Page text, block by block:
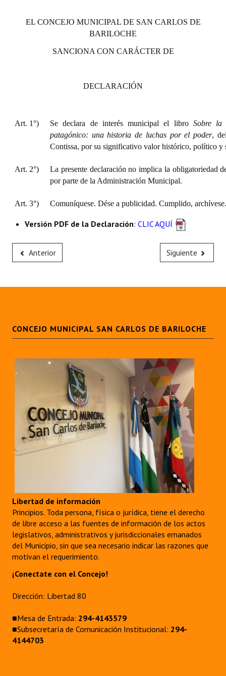
EL CONCEJO MUNICIPAL DE SAN CARLOS DE
BARILOCHE
SANCIONA CON CARÁCTER DE
DECLARACIÓN
Art. 1°) Se declara de interés municipal el libro Sobre la
patagónico: una historia de luchas por el poder,
Contissa, por su significativo valor histórico, político y
Art. 2°)
La presente declaración no implica la obligatoriedad
por parte de la Administración Municipal.
Art. 3°) Comuníquese. Dése a publicidad. Cumplido, archívese.
Versión PDF de la Declaración: CLIC AQUÍ
Anterior Siguiente
CONCEJO MUNICIPAL SAN CARLOS DE BARILOCHE
Libertad de información
Principios. Toda persona, física o jurídica, tiene el derecho
de libre acceso a las fuentes de información de los actos
legislativos, administrativos y jurisdiccionales emanados
del Municipio, sin que sea necesario indicar las razones que
motivan el requerimiento.
¡Conectate con el Concejo!
Dirección: Libertad 80
■Mesa de Entrada: 294-4143579
■Subsecretaría de Comunicación Institucional: 294-
4144703